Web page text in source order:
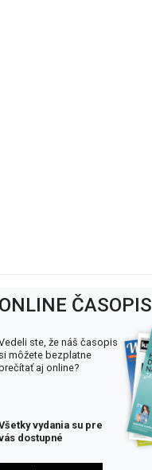
ONLINE ČASOPIS
ste, že náš časopis
si môžete bezplatne
aj online?
vydania su pre
dostupné